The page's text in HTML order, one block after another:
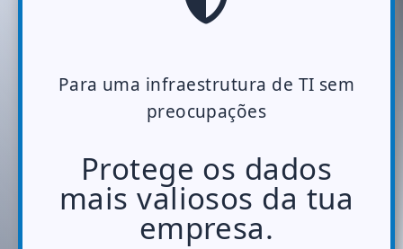
Para uma infraestrutura de TI sem
preocupações
Protege os dados
mais valiosos da tua
empresa.